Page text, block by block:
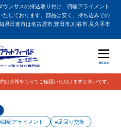
ンサスの持込取り付け、四輪アライメント
しております。部品は安く、持ち込みでの
県日進市は名古屋市,豊田市,刈谷市,長久手市,
MENU
は余裕をもってご確認いただけますと幸いです。
四輪アライメント #足回り交換